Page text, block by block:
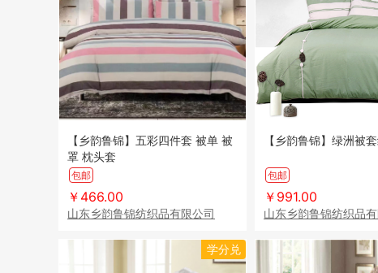
【乡韵鲁锦】五彩四件套 被单 被
罩 枕头套
包邮
￥466.00
山东乡韵鲁锦纺织品有限公司
【乡韵鲁锦】绿洲被
包邮
￥991.00
山东乡韵鲁锦纺织品
学分兑